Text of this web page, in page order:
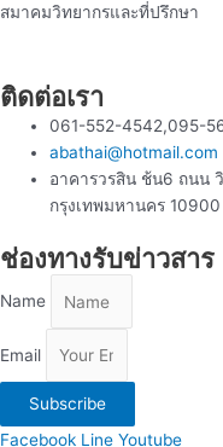
สมาคมวิทยากรและที่ปรึกษา
ติดต่อเรา
061-552-4542,095-
abathai@hotmail.com
อาคารวรสิน ช้น6 ถนน
กรุงเทพมหานคร 10900
ช่องทางรับข่าวสาร
Name
Email
Subscribe
Facebook Line Youtube